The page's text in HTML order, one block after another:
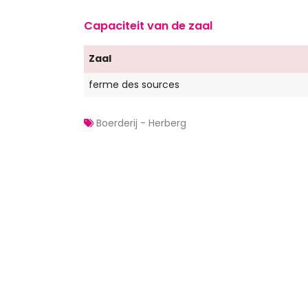
Capaciteit van de zaal
Zaal
ferme des sources
Boerderij - Herberg